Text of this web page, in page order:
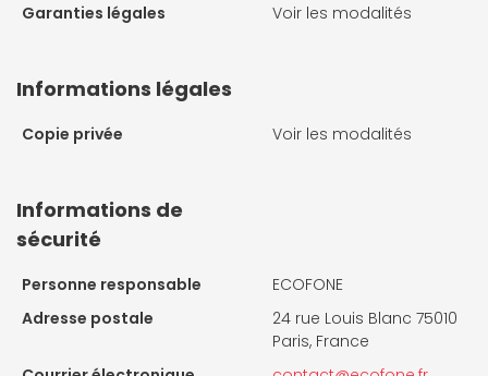
Garanties légales
Voir les modalités
Informations légales
Copie privée Voir les modalités
Informations de
sécurité
Personne responsable
ECOFONE
Adresse postale
24 rue Louis Blanc 75010
Paris, France